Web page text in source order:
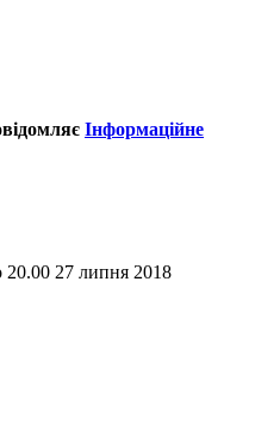
Інформаційне
20.00 27 липня 2018